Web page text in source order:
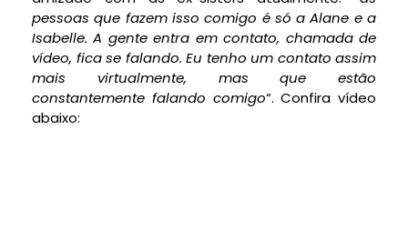
pessoas que fazem isso comigo é só a Alane e a
Isabelle. A gente entra em contato, chamada de
vídeo, fica se falando. Eu tenho um contato assim
mais virtualmente, mas que estão
constantemente falando comigo“. Confira vídeo
abaixo: